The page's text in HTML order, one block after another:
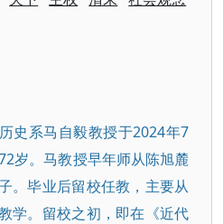
史系马自毅教授于2024年7
岁。马教授早年师从陈旭麓
。毕业后留校任教，主要从
学。留校之初，即在《近代